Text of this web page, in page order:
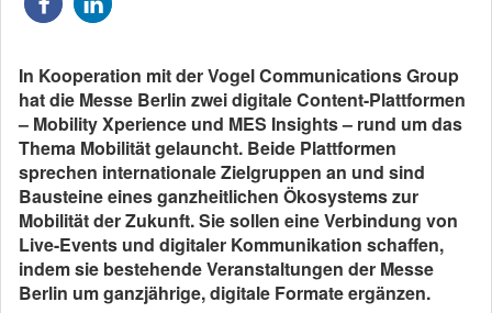
In Kooperation mit der Vogel Communications Group
hat die Messe Berlin zwei digitale Content-Plattformen
– Mobility Xperience und MES Insights – rund um das
Thema Mobilität gelauncht. Beide Plattformen
sprechen internationale Zielgruppen an und sind
Bausteine eines ganzheitlichen Ökosystems zur
Mobilität der Zukunft. Sie sollen eine Verbindung von
Live-Events und digitaler Kommunikation schaffen,
indem sie bestehende Veranstaltungen der Messe
Berlin um ganzjährige, digitale Formate ergänzen.